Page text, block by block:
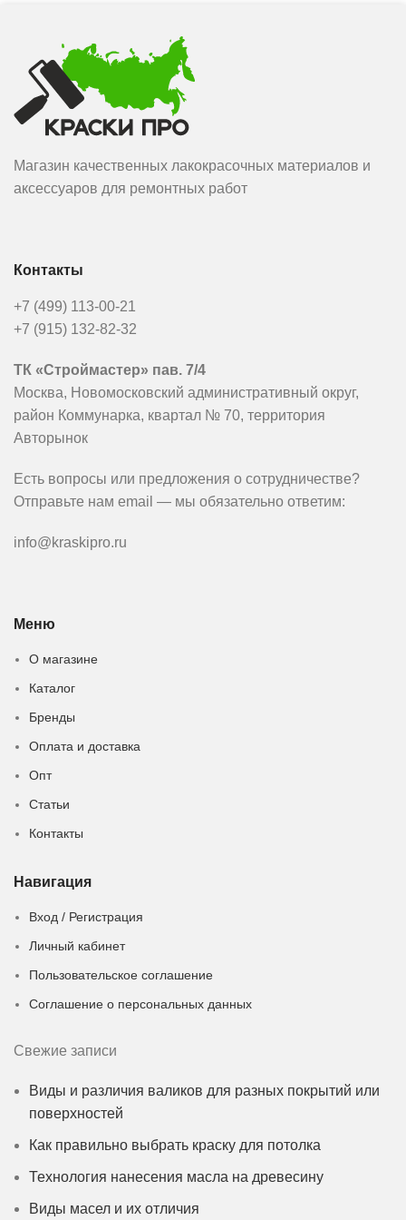
Магазин качественных лакокрасочных материалов и
аксессуаров для ремонтных работ
Контакты
+7 (499) 113-00-21
+7 (915) 132-82-32
ТК «Строймастер» пав. 7/4
Москва, Новомосковский административный округ,
район Коммунарка, квартал № 70, территория
Авторынок
Есть вопросы или предложения о сотрудничестве?
Отправьте нам email — мы обязательно ответим:
info@kraskipro.ru
Меню
О магазине
Каталог
Бренды
Оплата и доставка
Опт
Статьи
Контакты
Навигация
Вход / Регистрация
Личный кабинет
Пользовательское соглашение
Соглашение о персональных данных
Свежие записи
Виды и различия валиков для разных покрытий или
поверхностей
Как правильно выбрать краску для потолка
Технология нанесения масла на древесину
Виды масел и их отличия